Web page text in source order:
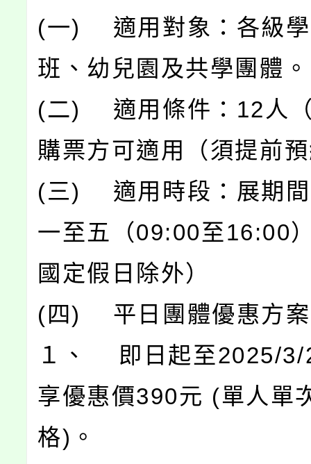
(一) 適用對象：各級學
班、幼兒園及共學團體。
(二) 適用條件：12人
購票方可適用（須提前
(三) 適用時段：展期間
一至五（09:00至16:00
國定假日除外）
(四) 平日團體優惠方
１、 即日起至2025/3/
享優惠價390元 (單人單
格)。